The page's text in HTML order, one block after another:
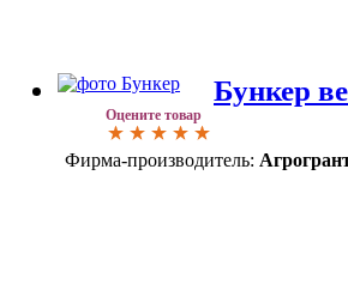
Оцените товар
Бункер
Фирма-производитель: